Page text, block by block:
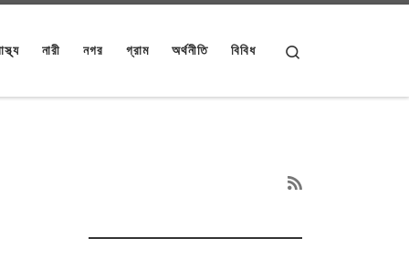
নারী নগর গ্রাম অর্থনীতি বিবিধ